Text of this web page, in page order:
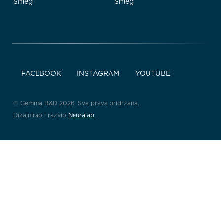
Smeg Smeg
FACEBOOK INSTAGRAM YOUTUBE
© Gemma B&D 2026. Sva prava pridržana.
Dizajnirao i razvio Neuralab.